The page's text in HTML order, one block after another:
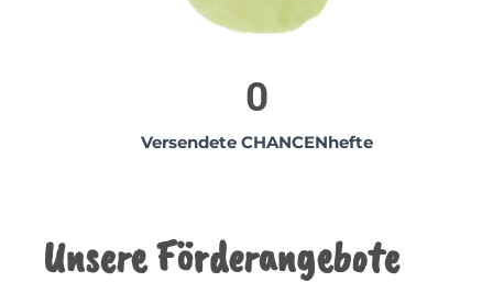
Versendete CHANCENhefte
0
Unsere Förderangebote